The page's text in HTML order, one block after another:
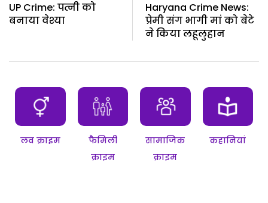
UP Crime: पत्नी को
बनाया वेश्या
Haryana Crime News:
प्रेमी संग भागी मां को बेटे
ने किया लहूलुहान
लव क्राइम
फैमिली
क्राइम
सामाजिक
क्राइम
कहानियां